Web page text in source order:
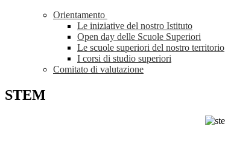
Orientamento
Le iniziative del nostro Istituto
Open day delle Scuole Superiori
Le scuole superiori del nostro territorio
I corsi di studio superiori
Comitato di valutazione
STEM